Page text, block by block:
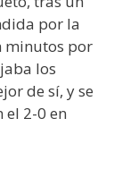
por la
minutos por
los
de sí, y se
2-0 en